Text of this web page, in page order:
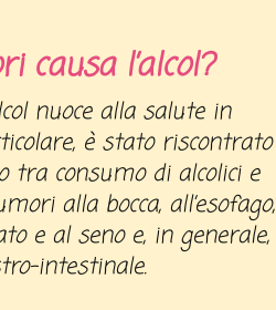
causa l’alcol?
è stato riscontrato
tra consumo di alcolici e
alla bocca, all’esofago,
e al seno e, in generale,
intestinale.